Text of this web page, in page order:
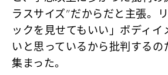
ラスサイズ”だからだと主張。
ックを見せてもいい」ボディ
いと思っているから批判する
集まった。